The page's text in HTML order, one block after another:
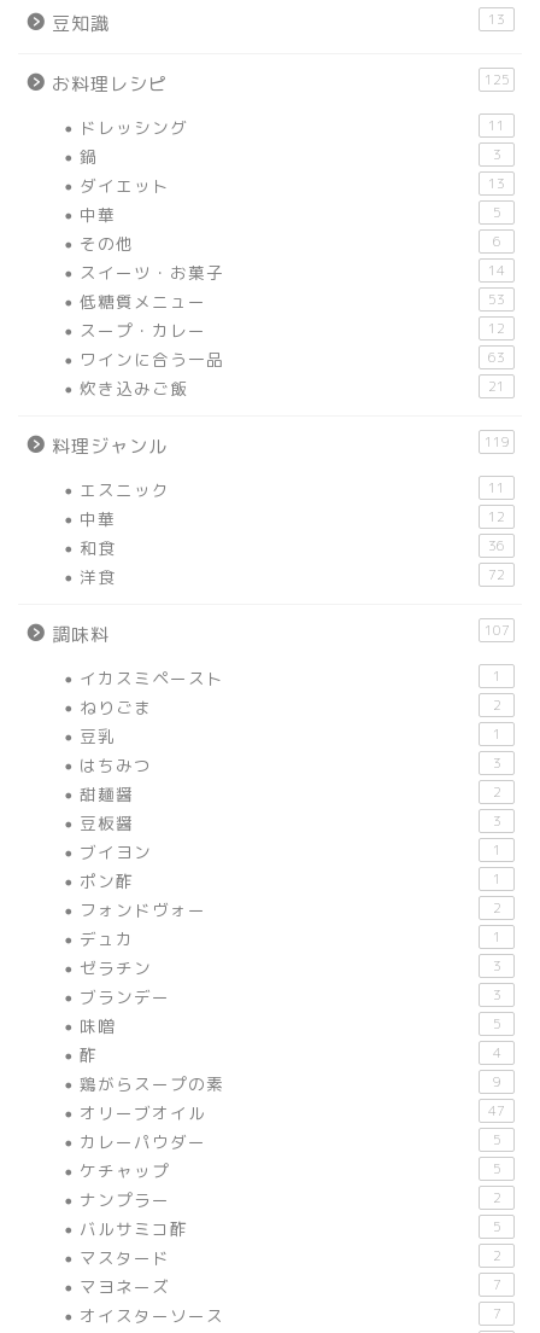
豆知識 13
お料理レシピ 125
ドレッシング 11
鍋 3
ダイエット 13
中華 5
その他 6
スイーツ・お菓子 14
低糖質メニュー 53
スープ・カレー 12
ワインに合う一品 63
炊き込みご飯 21
料理ジャンル 119
エスニック 11
中華 12
和食 36
洋食 72
調味料 107
イカスミペースト 1
ねりごま 2
豆乳 1
はちみつ 3
甜麺醤 2
豆板醤 3
ブイヨン 1
ポン酢 1
フォンドヴォー 2
デュカ 1
ゼラチン 3
ブランデー 3
味噌 5
酢 4
鶏がらスープの素 9
オリーブオイル 47
カレーパウダー 5
ケチャップ 5
ナンプラー 2
バルサミコ酢 5
マスタード 2
マヨネーズ 7
オイスターソース 7